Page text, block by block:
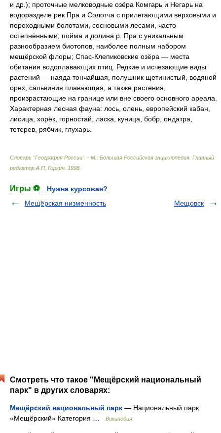
и др.); проточные мелководные озёра Комгарь и Негарь на
водоразделе рек Пра и Солотча с прилегающими верховыми и
переходными болотами, сосновыми лесами, часто
остепнёнными; пойма и долина р. Пра с уникальным
разнообразием биотопов, наиболее полным набором
мещёрской флоры; Спас-Клепиковские озёра — места
обитания водоплавающих птиц. Редкие и исчезающие виды
растений — наяда тончайшая, полушник щетинистый, водяной
орех, сальвиния плавающая, а также растения,
произрастающие на границе или вне своего основного ареала.
Характерная лесная фауна: лось, олень, европейский кабан,
лисица, хорёк, горностай, ласка, куница, бобр, ондатра,
тетерев, рябчик, глухарь.
Словарь "География России". - М.: Большая Российская энциклопедия Главный
редактор А.П. Горкин 1998
Игры ⚽
Нужна курсовая?
Мещёрская низменность
Мещовск
Смотреть что такое "Мещёрский национальный
парк" в других словарях:
Мещёрский национальный парк — Национальный парк
«Мещёрский» Категория …
Википедия